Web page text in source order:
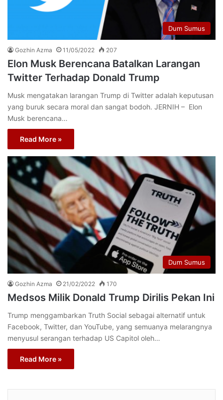
Dum Sumus
Gozhin Azma 11/05/2022 207
Elon Musk Berencana Batalkan Larangan
Twitter Terhadap Donald Trump
Musk mengatakan larangan Trump di Twitter adalah keputusan
yang buruk secara moral dan sangat bodoh. JERNIH – Elon
Musk berencana…
Read More »
Dum Sumus
Gozhin Azma 21/02/2022 170
Medsos Milik Donald Trump Dirilis Pekan Ini
Trump menggambarkan Truth Social sebagai alternatif untuk
Facebook, Twitter, dan YouTube, yang semuanya melarangnya
menyusul serangan terhadap US Capitol oleh…
Read More »